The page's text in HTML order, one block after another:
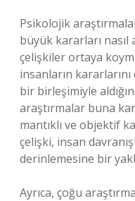
Psikolojik
büyük kararları nasıl
çelişkiler ortaya
insanların
bir birleşimiyle
araştırmalar buna
mantıklı ve objektif
çelişki, insan
derinlemesine bir
Ayrıca, çoğu